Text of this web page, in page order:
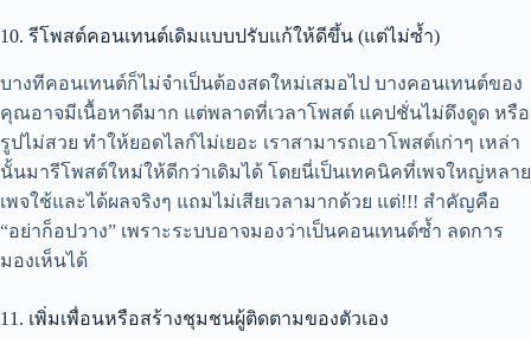
10. รีโพสต์คอนเทนต์เดิมแบบปรับแก้ให้ดีขึ้น (แต่ไม่ซ้ำ)
บางทีคอนเทนต์ก็ไม่จำเป็นต้องสดใหม่เสมอไป บางคอนเทนต์ของ
คุณอาจมีเนื้อหาดีมาก แต่พลาดที่เวลาโพสต์ แคปชั่นไม่ดึงดูด หรือ
รูปไม่สวย ทำให้ยอดไลก์ไม่เยอะ เราสามารถเอาโพสต์เก่าๆ เหล่า
นั้นมารีโพสต์ใหม่ให้ดีกว่าเดิมได้ โดยนี่เป็นเทคนิคที่เพจใหญ่หลาย
เพจใช้และได้ผลจริงๆ แถมไม่เสียเวลามากด้วย แต่!!! สำคัญคือ
“อย่าก็อปวาง” เพราะระบบอาจมองว่าเป็นคอนเทนต์ซ้ำ ลดการ
มองเห็นได้
11. เพิ่มเพื่อนหรือสร้างชุมชนผู้ติดตามของตัวเอง